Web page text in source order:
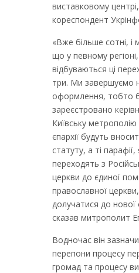
виставковому
кореспондент
«Вже більше сотні,
що у певному
відбуваються ці
три. Ми завершуємо
оформлення, тобто
зареєстровано
Київську метрополію
єпархії будуть
статуту, а ті парафії,
переходять з
церкви до єдиної
православної
долучатися до нової
сказав митрополит
Водночас він
перепони процесу
громад та процесу